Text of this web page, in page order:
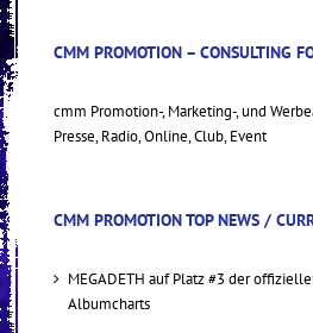
CMM PROMOTION – CONSULTING
cmm Promotion-, Marketing-, und
Presse, Radio, Online, Club, Event
CMM PROMOTION TOP NEWS /
MEGADETH auf Platz #3 der
Albumcharts